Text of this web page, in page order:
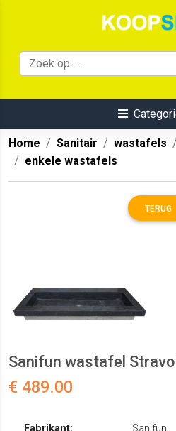
Home Sanitair wastafels
enkele wastafels
TERUG
Sanifun wastafel Stravo
€ 489.00